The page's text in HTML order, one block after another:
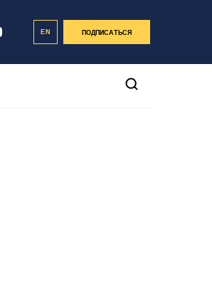
EN ПОДПИСАТЬСЯ